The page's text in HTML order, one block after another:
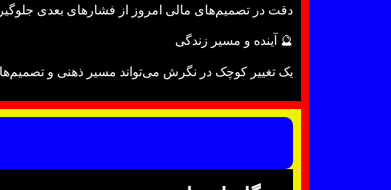
دقت در تصمیم‌های مالی امروز از فشارهای بعدی
🔮 آینده و مسیر زندگی
یک تغییر کوچک در نگرش می‌تواند مسیر ذهنی و